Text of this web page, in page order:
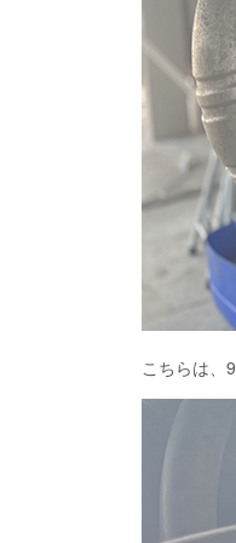
こちらは、